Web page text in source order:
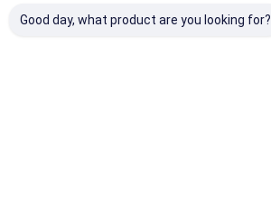
Good day, what product are you looking for?